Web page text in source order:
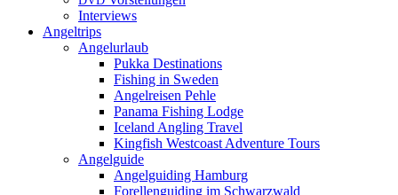
Interviews
Angeltrips
Angelurlaub
Pukka Destinations
Fishing in Sweden
Angelreisen Pehle
Panama Fishing Lodge
Iceland Angling Travel
Kingfish Westcoast Adventure Tours
Angelguide
Angelguiding Hamburg
Forellenguiding im Schwarzwald